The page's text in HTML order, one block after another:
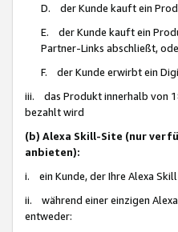
D. der Kunde kauft ein
E. der Kunde kauft ein
Partner-Links abschließt,
F. der Kunde erwirbt ein
iii. das Produkt innerhalb von
bezahlt wird
(b) Alexa Skill-Site (nur
anbieten):
i. ein Kunde, der Ihre Alexa
ii. während einer einzigen
entweder: